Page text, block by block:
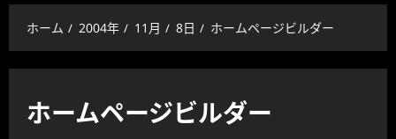
メ
ー
ホーム 2004年 11月 8日 ホームページビルダー
ホームページビルダー